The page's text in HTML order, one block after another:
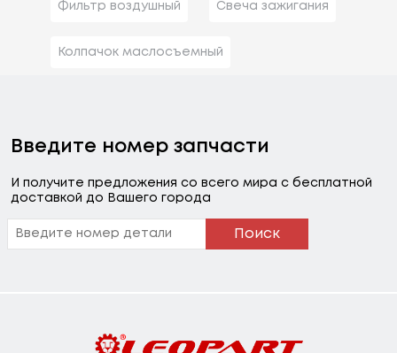
Фильтр воздушный Свеча зажигания
Колпачок маслосъемный
Введите номер запчасти
И получите предложения со всего мира с бесплатной
доставкой до Вашего города
Поиск